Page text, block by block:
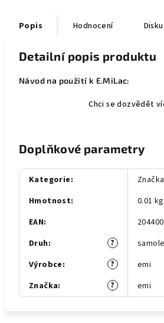
Popis Hodnocení
Detailní popis produktu
Návod na použití k E.MiLac:
Chci se dozvědět
Doplňkové parametry
Kategorie:
Hmotnost:
0.01 kg
EAN:
?
Druh:
?
Výrobce:
emi
?
Značka: emi